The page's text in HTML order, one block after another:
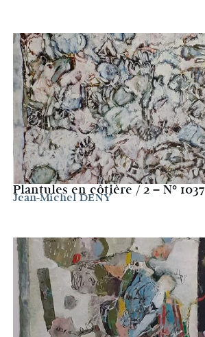
Plantules en côtière / 2 – N° 1037
Jean-Michel DENY